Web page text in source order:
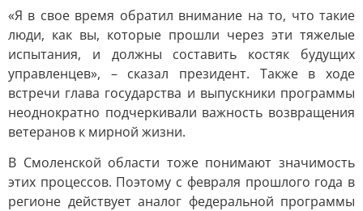
«Я в свое время обратил внимание на то, что такие
люди, как вы, которые прошли через эти тяжелые
испытания, и должны составить костяк будущих
управленцев», – сказал президент. Также в ходе
встречи глава государства и выпускники программы
неоднократно подчеркивали важность возвращения
ветеранов к мирной жизни.
В Смоленской области тоже понимают значимость
этих процессов. Поэтому с февраля прошлого года в
регионе действует аналог федеральной программы